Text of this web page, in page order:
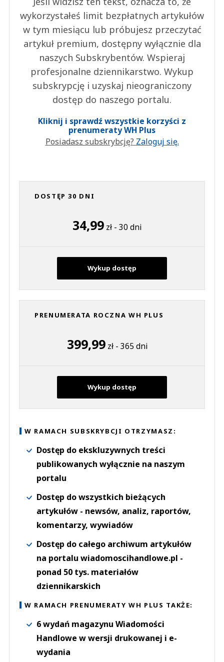
wykorzystałeś limit bezpłatnych artykułów
w tym miesiącu lub próbujesz przeczytać
artykuł premium, dostępny wyłącznie dla
naszych Subskrybentów. Wspieraj
profesjonalne dziennikarstwo. Wykup
subskrypcję i uzyskaj nieograniczony
dostęp do naszego portalu.
Kliknij i sprawdź wszystkie korzyści z
prenumeraty WH Plus
Posiadasz subskrybcję? Zaloguj się.
DOSTĘP 30 DNI
34,99 zł - 30 dni
Wykup dostęp
PRENUMERATA ROCZNA WH PLUS
399,99zł - 365 dni
Wykup dostęp
W RAMACH SUBSKRYBCJI OTRZYMASZ:
Dostęp do ekskluzywnych treści
publikowanych wyłącznie na naszym
portalu
Dostęp do wszystkich bieżących
artykułów - newsów, analiz, raportów,
komentarzy, wywiadów
Dostęp do całego archiwum artykułów
na portalu wiadomoscihandlowe.pl -
ponad 50 tys. materiałów
dziennikarskich
W RAMACH PRENUMERATY WH PLUS TAKŻE:
6 wydań magazynu Wiadomości
Handlowe w wersji drukowanej i e-
wydania